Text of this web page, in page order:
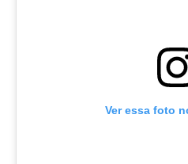
Ver essa foto